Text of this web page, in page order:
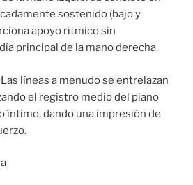
sostenido (bajo y
apoyo rítmico sin
principal de la mano derecha.
líneas a menudo se entrelazan
el registro medio del piano
íntimo, dando una impresión de